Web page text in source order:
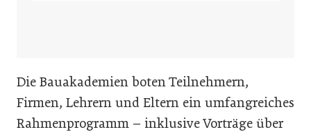
Die Bauakademien boten Teilnehmern,
Firmen, Lehrern und Eltern ein umfangreiches
Rahmenprogramm – inklusive Vorträge über